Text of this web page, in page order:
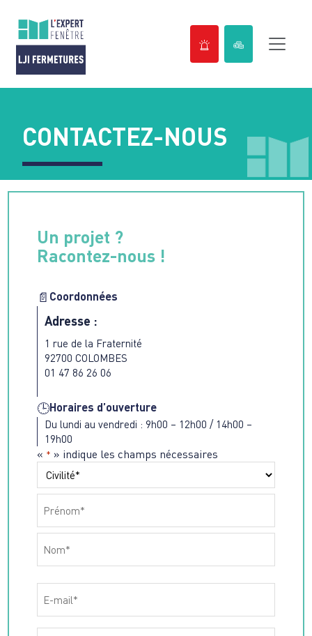
contenuCONTACTEZ-NOUS
Un projet ?
Racontez-nous !
📄 Coordonnées
Adresse :
1 rue de la Fraternité
92700 COLOMBES
01 47 86 26 06
🕒Horaires d’ouverture
Du lundi au vendredi : 9h00 – 12h00 / 14h00 –
19h00
« * » indique les champs nécessaires
Nom*
Préfixe
Prénom